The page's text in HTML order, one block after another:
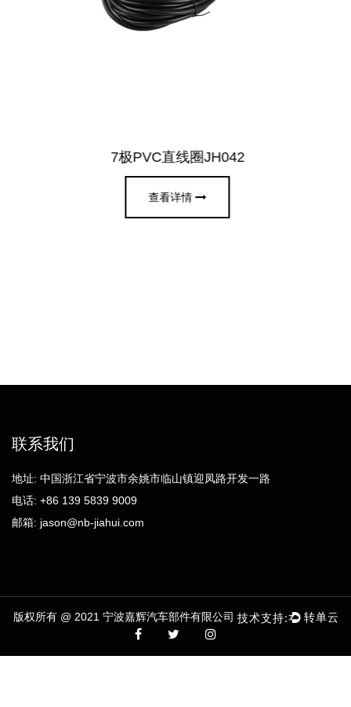
7极PVC直线圈JH042
查看详情
联系我们
地址: 中国浙江省宁波市余姚市临山镇迎凤路开发一路
电话: +86 139 5839 9009
邮箱: jason@nb-jiahui.com
版权所有 @ 2021 宁波嘉辉汽车部件有限公司